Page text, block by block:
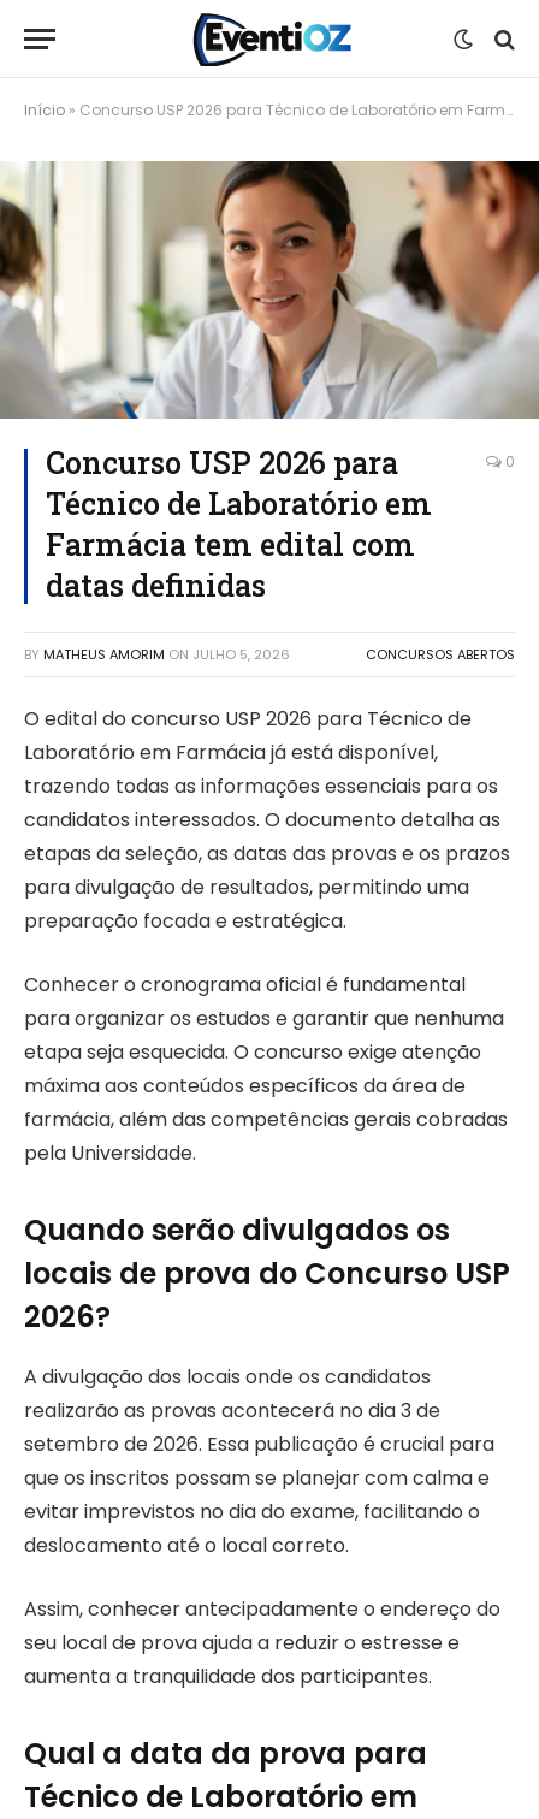
Início » Concurso USP 2026 para Técnico de Laboratório em Farmácia tem edital com datas definidas
Concurso USP 2026 para
Técnico de Laboratório em
Farmácia tem edital com
datas definidas
0
BY MATHEUS AMORIM ON JULHO 5, 2026 CONCURSOS ABERTOS
O edital do concurso USP 2026 para Técnico de
Laboratório em Farmácia já está disponível,
trazendo todas as informações essenciais para os
candidatos interessados. O documento detalha as
etapas da seleção, as datas das provas e os prazos
para divulgação de resultados, permitindo uma
preparação focada e estratégica.
Conhecer o cronograma oficial é fundamental
para organizar os estudos e garantir que nenhuma
etapa seja esquecida. O concurso exige atenção
máxima aos conteúdos específicos da área de
farmácia, além das competências gerais cobradas
pela Universidade.
Quando serão divulgados os
locais de prova do Concurso USP
2026?
A divulgação dos locais onde os candidatos
realizarão as provas acontecerá no dia 3 de
setembro de 2026. Essa publicação é crucial para
que os inscritos possam se planejar com calma e
evitar imprevistos no dia do exame, facilitando o
deslocamento até o local correto.
Assim, conhecer antecipadamente o endereço do
seu local de prova ajuda a reduzir o estresse e
aumenta a tranquilidade dos participantes.
Qual a data da prova para
Técnico de Laboratório em